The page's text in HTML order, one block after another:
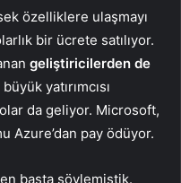
özelliklere ulaşmayı
bir ücrete satılıyor.
geliştiricilerden de
yatırımcısı
da geliyor. Microsoft,
Azure’dan pay ödüyor.
başta söylemiştik.